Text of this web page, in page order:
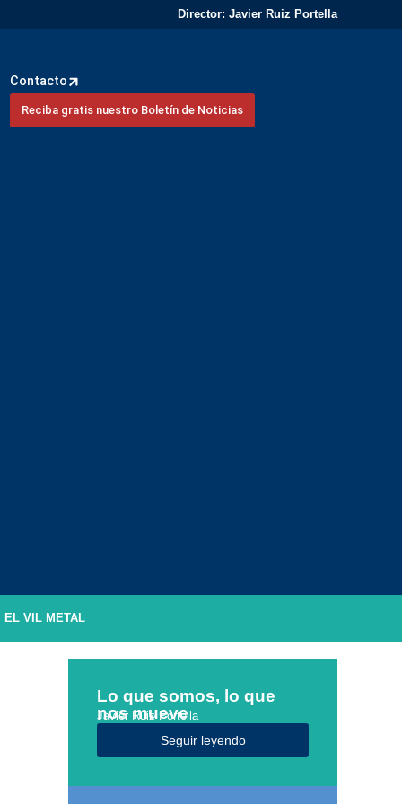
Director: Javier Ruiz Portella
Contacto
Reciba gratis nuestro Boletín de Noticias
EL VIL METAL
Lo que somos, lo que
nos mueve
Javier Ruiz Portella
Seguir leyendo